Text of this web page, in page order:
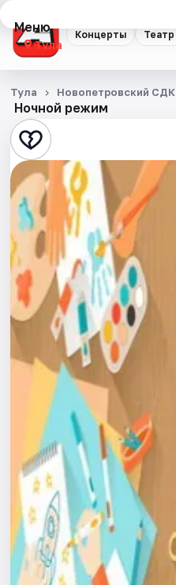
Концерты Театр
Меню
Тула
Концерты
Театр
Стендап
Выставки
Квесты
Экскурсии
Спорт
События
Города
Площадки
Артисты
Рейтинги
Ночной режим
Тула Новопетровский СДК